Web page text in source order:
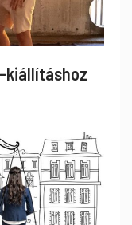
kiállításhoz